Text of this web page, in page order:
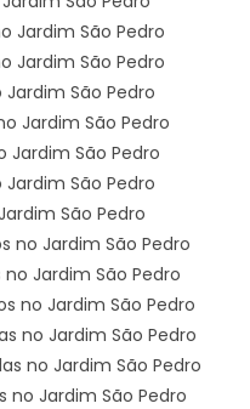
Jardim São Pedro
Jardim São Pedro
São Pedro
Jardim São Pedro
Jardim São Pedro
São Pedro
São Pedro
no Jardim São Pedro
Jardim São Pedro
no Jardim São Pedro
no Jardim São Pedro
no Jardim São Pedro
no Jardim São Pedro